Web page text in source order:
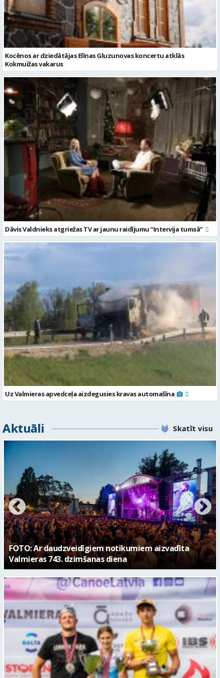
Kocēnos ar dziedātājas Elīnas Gluzunovas koncertu atklās
Kokmuižas vakarus
Dāvis Valdnieks atgriežas TV ar jaunu raidījumu “Intervija tumsā”
Uz Valmieras apvedceļa aizdegusies kravas automašīna
Aktuāli Skatīt visu
FOTO: Valmieras pilsētas svētku gājiens 2026